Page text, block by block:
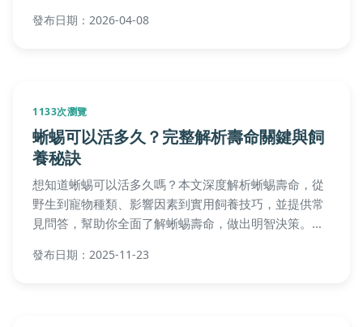
發布日期：2026-04-08
1133次瀏覽
蜥蜴可以活多久？完整解析壽命關鍵與飼
養秘訣
想知道蜥蜴可以活多久嗎？本文深度解析蜥蜴壽命，從
野生到寵物種類、影響因素到實用飼養技巧，並提供常
見問答，幫助你全面了解蜥蜴壽命，做出明智決策。內
主參考。
發布日期：2025-11-23